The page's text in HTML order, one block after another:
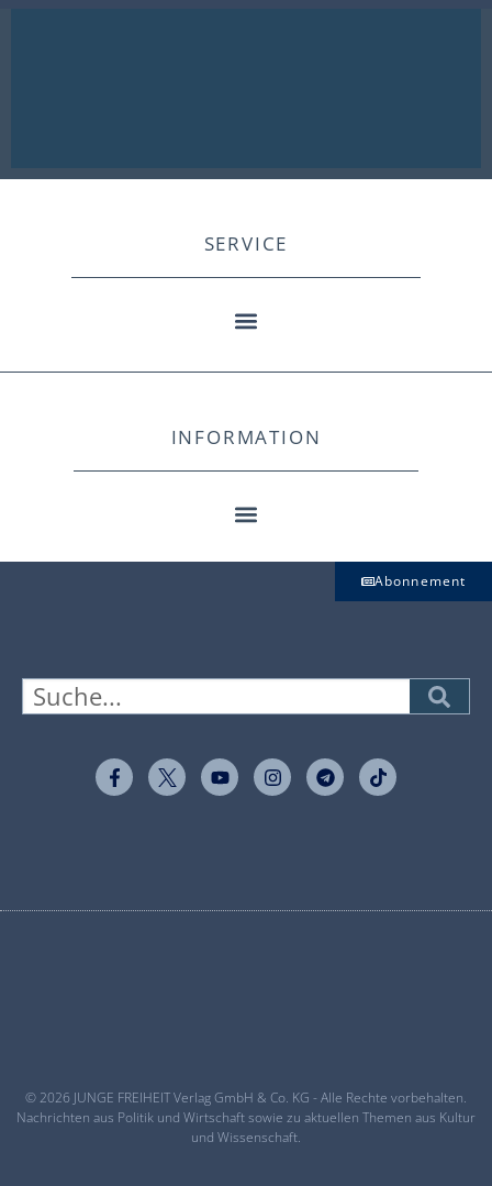
SERVICE
INFORMATION
Abonnement
© 2026 JUNGE FREIHEIT Verlag GmbH & Co. KG - Alle Rechte vorbehalten.
Nachrichten aus Politik und Wirtschaft sowie zu aktuellen Themen aus Kultur
und Wissenschaft.